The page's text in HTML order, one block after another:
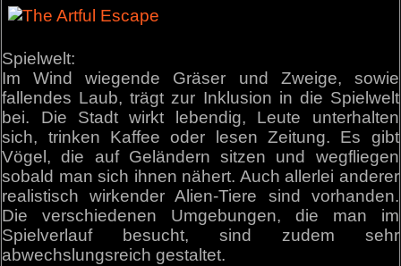
Spielwelt:
Im Wind wiegende Gräser und Zweige, sowie
fallendes Laub, trägt zur Inklusion in die Spielwelt
bei. Die Stadt wirkt lebendig, Leute unterhalten
sich, trinken Kaffee oder lesen Zeitung. Es gibt
Vögel, die auf Geländern sitzen und wegfliegen
sobald man sich ihnen nähert. Auch allerlei anderer
realistisch wirkender Alien-Tiere sind vorhanden.
Die verschiedenen Umgebungen, die man im
Spielverlauf besucht, sind zudem sehr
abwechslungsreich gestaltet.